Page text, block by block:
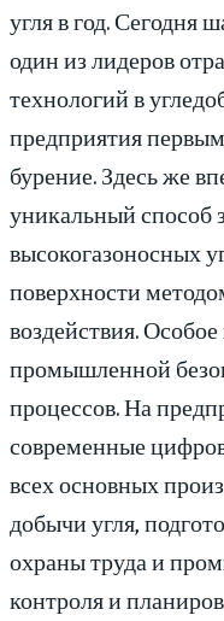
угля в год. Сегодня
один из лидеров
технологий в
предприятия
бурение. Здесь же
уникальный способ
высокогазоносных
поверхности
воздействия.
промышленной
процессов. На
современные
всех основных
добычи угля,
охраны труда и
контроля и